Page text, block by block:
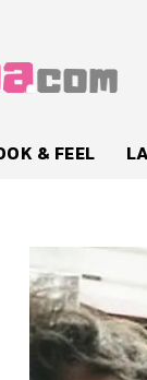
& FEEL